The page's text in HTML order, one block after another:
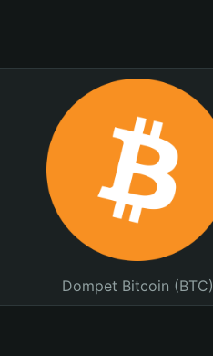
Dompet Bitcoin (BTC)